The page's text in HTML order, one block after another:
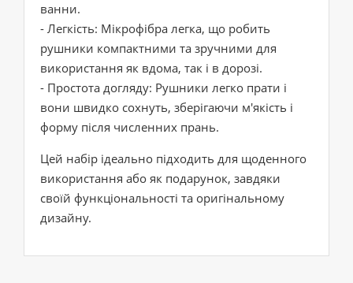
ванни.
- Легкість: Мікрофібра легка, що робить
рушники компактними та зручними для
використання як вдома, так і в дорозі.
- Простота догляду: Рушники легко прати і
вони швидко сохнуть, зберігаючи м'якість і
форму після численних прань.
Цей набір ідеально підходить для щоденного
використання або як подарунок, завдяки
своїй функціональності та оригінальному
дизайну.